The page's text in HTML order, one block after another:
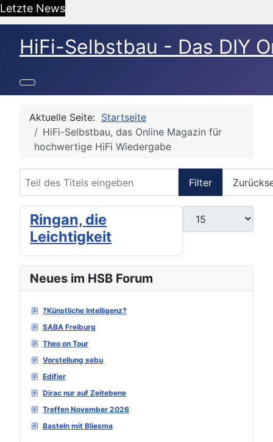
Letzte News
HiFi-Selbstbau - Das DIY
Neues im HSB Forum
?Künstliche Intelligenz?
SABA Freiburg
Theo on Tour
Vorstellung sebu
Edifier
Dirac nur auf Zeitebene
Treffen November 2026
Basteln mit Bliesma
Aktuelle Seite: Startseite
HiFi-Selbstbau, das Online Magazin für
hochwertige HiFi Wiedergabe
Filter
Anzeige #
Ringan, die
Leichtigkeit